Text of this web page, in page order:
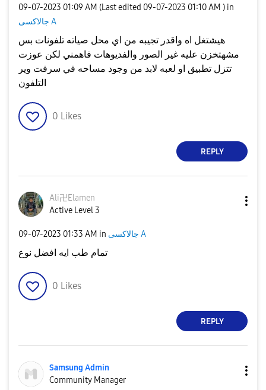
‎09-07-2023 01:09 AM (Last edited ‎09-07-2023 01:10 AM ) in
جالاكسى A
هيشتغل اه واقدر تجيبه من اي محل صياته تلفونات بس
مشهتخزن عليه غير الصور والفديوهات فاهمني لكن عوزت
تتزل تطبيق او لعبه لابد من وجود مساحه في سرفت وير
التلفون
0 Likes
REPLY
Ali卍Elamen
Active Level 3
‎09-07-2023 01:33 AM in جالاكسى A
تمام طب ايه افضل نوع
0 Likes
REPLY
Samsung Admin
Community Manager